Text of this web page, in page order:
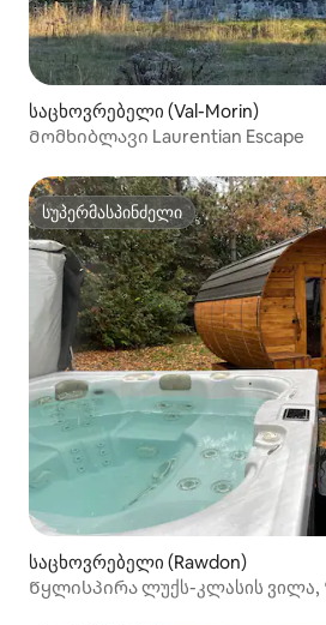
საცხოვრებელი (Val-Morin)
Მომხიბლავი Laurentian Escape
სუპერმასპინძელი
სუპერმასპინძელი
საცხოვრებელი (Rawdon)
Წყლისპირა ლუქს-კლასის ვილა,